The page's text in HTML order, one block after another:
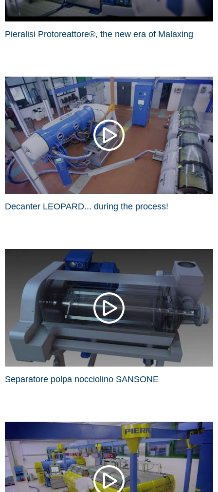
Pieralisi Protoreattore®, the new era of Malaxing
Decanter LEOPARD... during the process!
Separatore polpa nocciolino SANSONE